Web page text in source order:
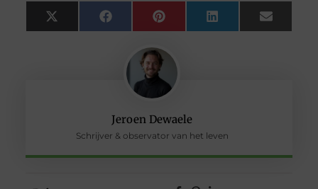
Jeroen Dewaele
Schrijver & observator van het leven
X
(Twitter)
FacebookPinterest LinkedIn Email